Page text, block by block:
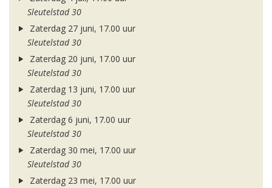
Sleutelstad 30
Zaterdag 27 juni, 17.00 uur
Sleutelstad 30
Zaterdag 20 juni, 17.00 uur
Sleutelstad 30
Zaterdag 13 juni, 17.00 uur
Sleutelstad 30
Zaterdag 6 juni, 17.00 uur
Sleutelstad 30
Zaterdag 30 mei, 17.00 uur
Sleutelstad 30
Zaterdag 23 mei, 17.00 uur